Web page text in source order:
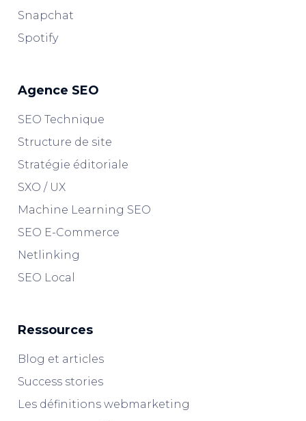
Snapchat
Spotify
Agence SEO
SEO Technique
Structure de site
Stratégie éditoriale
SXO / UX
Machine Learning SEO
SEO E-Commerce
Netlinking
SEO Local
Ressources
Blog et articles
Success stories
Les définitions webmarketing